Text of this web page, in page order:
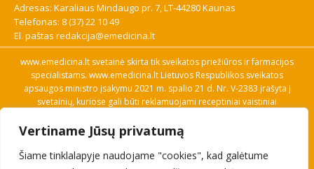
Vertiname Jūsų privatumą
Šiame tinklalapyje naudojame "cookies", kad galėtume
Adresas: Karaliaus Mindaugo pr. 7, LT-44280 Kaunas
Telefonas: 8 (37) 22 10 49
El. paštas redakcija@emedicina.lt
www.emedicina.lt svetainė skirta tik sveikatos priežiūros ir farmacijos
specialistams. www.emedicina.lt Lietuvos Respublikos sveikatos
apsaugos ministro įsakymu 2021 m. spalio 21 d. Nr. V-2383 įrašyta į
svetainių, kuriose gali būti reklamuojami receptiniai vaistiniai
savo profesinę kvalifikaciją. Naudingos nuorodos: Vaistų ir medicinos
pagalbos priemonių kainų paieška, VVKT tinklalapis, Sveikatos
priežiūros ar farmacijos specialisto pranešimo apie įtariamą